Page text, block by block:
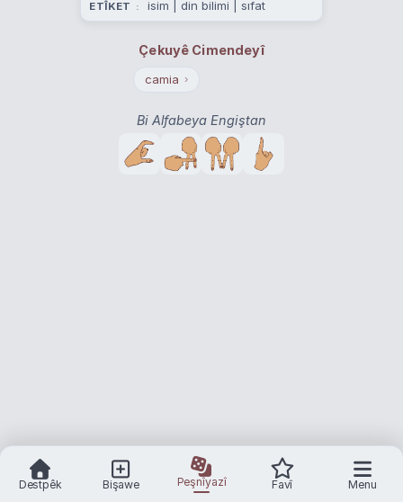
ETÎKET isim | din bilimi | sıfat
Çekuyê Cimendeyî
camia ›
Bi Alfabeya Engiştan
Destpêk Bişawe Peşnîyazî Favî Menu